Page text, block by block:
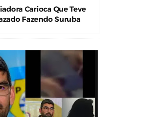
Carioca Que Teve
Fazendo Suruba